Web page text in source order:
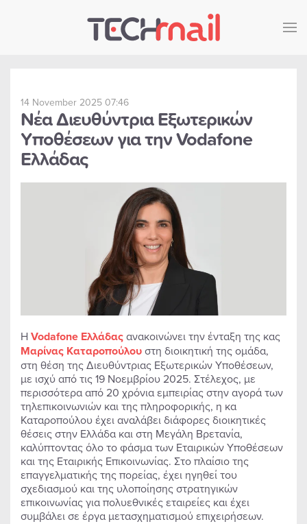
Skip to main content
14 November 2025 07:46
Νέα Διευθύντρια Εξωτερικών
Υποθέσεων για την Vodafone
Ελλάδας
ΗVodafone Ελλάδαςανακοινώνει την ένταξη της κας
Μαρίνας Καταροπούλουστη διοικητική της ομάδα,
στη θέση της Διευθύντριας Εξωτερικών Υποθέσεων,
με ισχύ από τις 19 Νοεμβρίου 2025. Στέλεχος, με
περισσότερα από 20 χρόνια εμπειρίας στην αγορά των
τηλεπικοινωνιών και της πληροφορικής, η κα
Καταροπούλου έχει αναλάβει διάφορες διοικητικές
θέσεις στην Ελλάδα και στη Μεγάλη Βρετανία,
καλύπτοντας όλο το φάσμα των Εταιρικών Υποθέσεων
και της Εταιρικής Επικοινωνίας. Στο πλαίσιο της
επαγγελματικής της πορείας, έχει ηγηθεί του
σχεδιασμού και της υλοποίησης στρατηγικών
επικοινωνίας για πολυεθνικές εταιρείες και έχει
συμβάλει σε έργα μετασχηματισμού επιχειρήσεων.